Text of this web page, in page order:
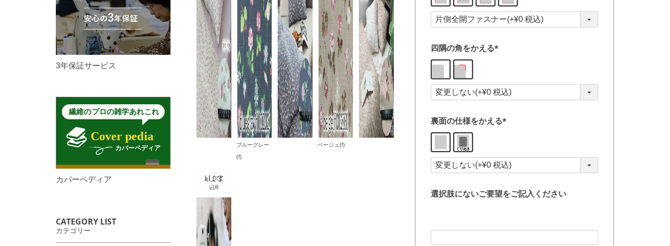
3年保証サービス
カバーペディア
CATEGORY LIST
カテゴリー
ブルーグレー
(f)
ベージュ(f)
須
四隅の角をかえる
須
)
裏面の仕様をかえる
須
)
選択肢にないご要望をご記入ください